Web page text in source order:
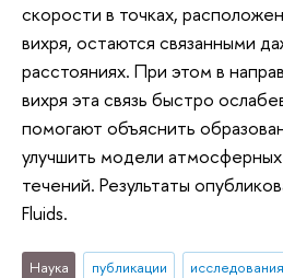
скорости в точках,
вихря, остаются связанными
расстояниях. При этом в
вихря эта связь быстро
помогают объяснить
улучшить модели
течений. Результаты
Fluids.
Наука публикации